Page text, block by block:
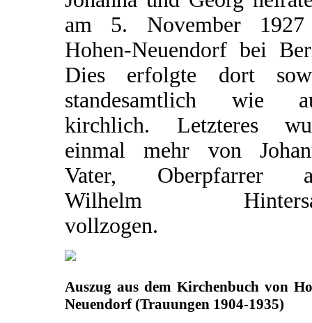
am 5. November
Hohen-Neuendorf bei
Dies erfolgte dort
standesamtlich wie
kirchlich. Letzteres
einmal mehr von
Vater, Oberpfarrer
Wilhelm
vollzogen.
Auszug aus dem Kirchenbuch von
Neuendorf (Trauungen 1904-1935)